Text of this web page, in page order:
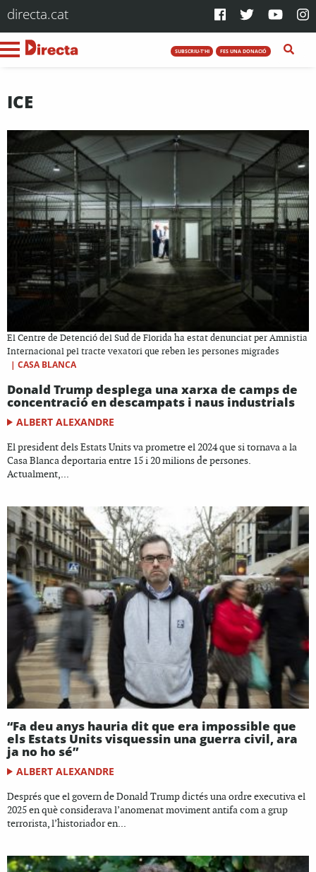
directa.cat
SUBSCRIU-T'HI FES UNA DONACIÓ
ICE
El Centre de Detenció del Sud de Florida ha estat denunciat per Amnistia
Internacional pel tracte vexatori que reben les persones migrades
| CASA BLANCA
Donald Trump desplega una xarxa de camps de
concentració en descampats i naus industrials
ALBERT ALEXANDRE
El president dels Estats Units va prometre el 2024 que si tornava a la
Casa Blanca deportaria entre 15 i 20 milions de persones.
Actualment,...
“Fa deu anys hauria dit que era impossible que
els Estats Units visquessin una guerra civil, ara
ja no ho sé”
ALBERT ALEXANDRE
Després que el govern de Donald Trump dictés una ordre executiva el
2025 en què considerava l’anomenat moviment antifa com a grup
terrorista, l’historiador en...